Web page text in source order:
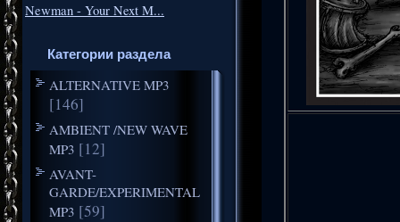
Newman - Your Next M...
Категории раздела
ALTERNATIVE MP3
[146]
AMBIENT /NEW WAVE
MP3 [12]
AVANT-
GARDE/EXPERIMENTAL
MP3 [59]